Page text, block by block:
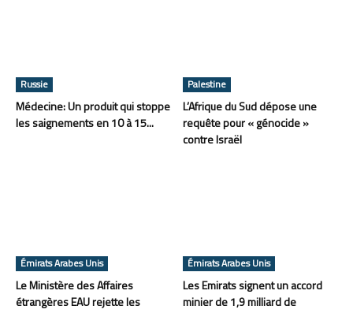
Russie
Médecine: Un produit qui stoppe
les saignements en 10 à 15...
Palestine
L’Afrique du Sud dépose une
requête pour « génocide »
contre Israël
Émirats Arabes Unis
Le Ministère des Affaires
étrangères EAU rejette les
Émirats Arabes Unis
Les Emirats signent un accord
minier de 1,9 milliard de